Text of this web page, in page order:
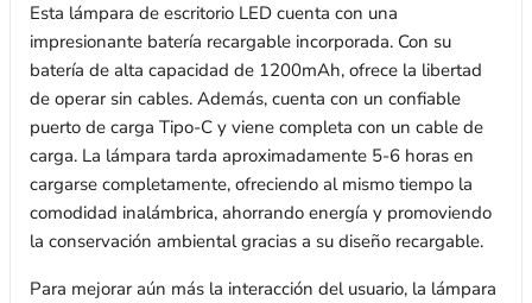
Esta lámpara de escritorio LED cuenta con una
impresionante batería recargable incorporada. Con su
batería de alta capacidad de 1200mAh, ofrece la libertad
de operar sin cables. Además, cuenta con un confiable
puerto de carga Tipo-C y viene completa con un cable de
carga. La lámpara tarda aproximadamente 5-6 horas en
cargarse completamente, ofreciendo al mismo tiempo la
comodidad inalámbrica, ahorrando energía y promoviendo
la conservación ambiental gracias a su diseño recargable.
Para mejorar aún más la interacción del usuario, la lámpara